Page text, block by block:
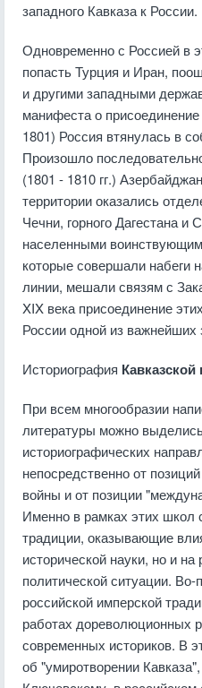
западного Кавказа к России.
Одновременно с Россией в
попасть Турция и Иран,
и другими западными
манифеста о
1801) Россия втянулась в
Произошло
(1801 - 1810 гг.)
территории оказались
Чечни, горного Дагестана и
населенными
которые совершали набеги
линии, мешали связям с
XIX века присоединение
России одной из важнейших
Историография
При всем многообразии
литературы можно
историографических
непосредственно от
войны и от позиции
Именно в рамках этих школ
традиции, оказывающие
исторической науки, но и
политической ситуации.
российской имперской
работах дореволюционных
современных историков. В
об "умиротворении